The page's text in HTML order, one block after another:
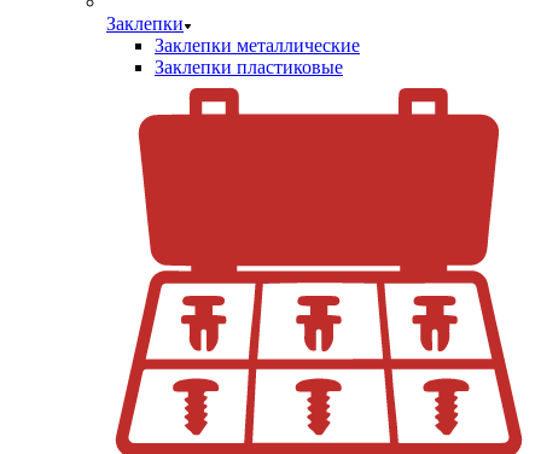
Заклепки
Заклепки металлические
Заклепки пластиковые